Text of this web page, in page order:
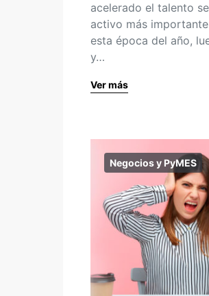
acelerado el talento
activo más
esta época del año,
y…
Ver más
Negocios y PyMES